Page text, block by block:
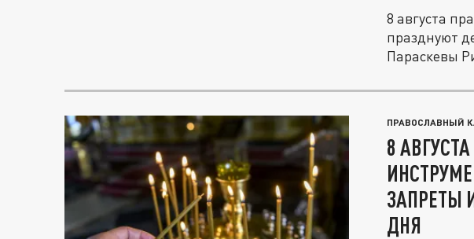
8 августа
празднуют
Параскевы
ПРАВОСЛАВНЫЙ
8
ЗАПРЕТЫ
ДНЯ